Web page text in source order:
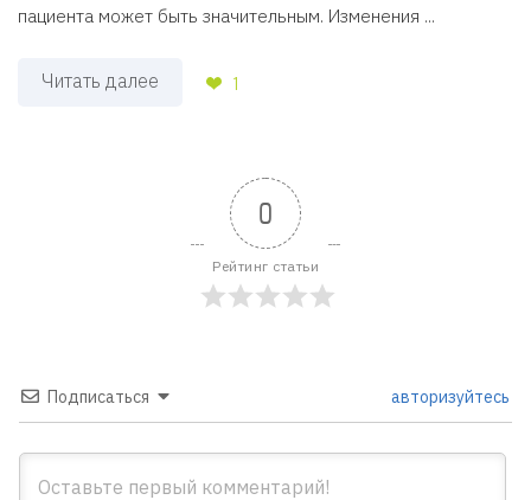
пациента может быть значительным. Изменения ...
Читать далее 1
0
Рейтинг статьи
Подписаться авторизуйтесь